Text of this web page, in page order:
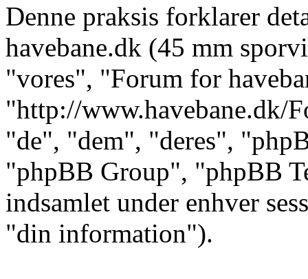
Denne praksis forklarer
havebane.dk (45 mm
"vores", "Forum for
"http://www.havebane.dk/
"de", "dem", "deres",
"phpBB Group", "phpBB
indsamlet under enhver
"din information").